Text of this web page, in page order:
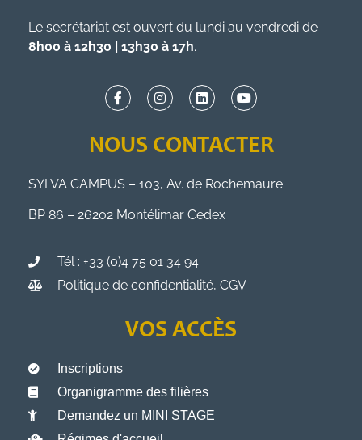
Le secrétariat est ouvert du lundi au vendredi de
8h00 à 12h30 | 13h30 à 17h.
NOUS CONTACTER
SYLVA CAMPUS – 103, Av. de Rochemaure
BP 86 – 26202 Montélimar Cedex
Tél : +33 (0)4 75 01 34 94
Politique de confidentialité, CGV
VOS ACCÈS
Inscriptions
Organigramme des filières
Demandez un MINI STAGE